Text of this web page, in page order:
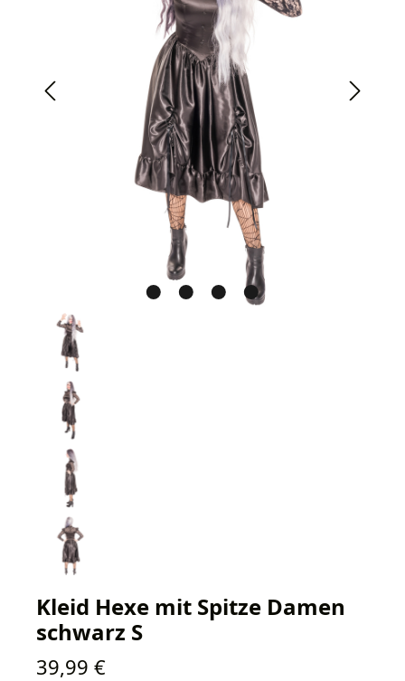
Kleid Hexe mit Spitze Damen
schwarz S
Regulärer Preis:
39,99 €